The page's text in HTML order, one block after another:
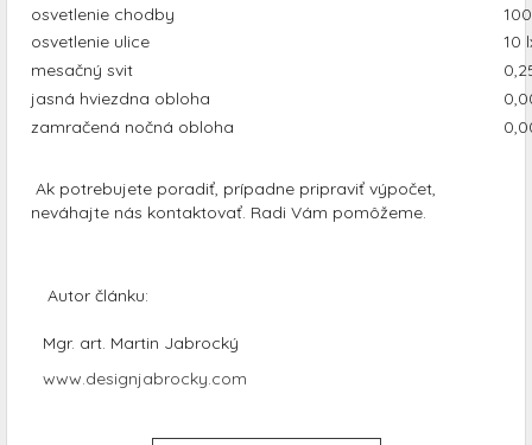
osvetlenie chodby
osvetlenie ulice
10
mesačný svit
jasná hviezdna obloha
zamračená nočná obloha
Ak potrebujete poradiť, prípadne pripraviť výpočet,
neváhajte nás kontaktovať. Radi Vám pomôžeme.
Autor článku:
Mgr. art. Martin Jabrocký
www.designjabrocky.com